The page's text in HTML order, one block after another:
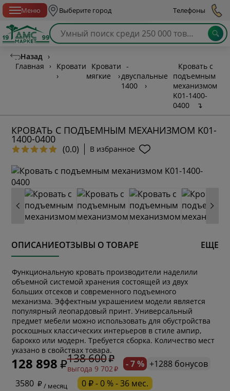
Меню Выберите город Телефоны
Назад ›
Главная
›
Кровати
›
Кровати
мягкие
›
-
двуспальные
1400
›
Кровать с
подъемным
механизмом
K01-1400-
0400
↴
КРОВАТЬ С ПОДЪЕМНЫМ МЕХАНИЗМОМ K01-
1400-0400
(0.0) В избранное
ОПИСАНИЕОТЗЫВЫ О ТОВАРЕ ЕЩЕ
Функциональную кровать производители наделили
объемной системой хранения состоящей из двух
больших отсеков и современного подъемного
механизма. Эффектным украшением модели является
популярный леопардовый принт. Универсальный
предмет мебели можно использовать для обустройства
роскошных классических интерьеров в стиле ампир,
барокко или модерн. Требуется сборка. Количество мест
указано в свойствах товара.
128 898 138 600
выгода 9 702 - 7 % +1288 бонусов
3580
/ месяц 0 ₽ - 0 % - 36 мес.
* необязательное поле